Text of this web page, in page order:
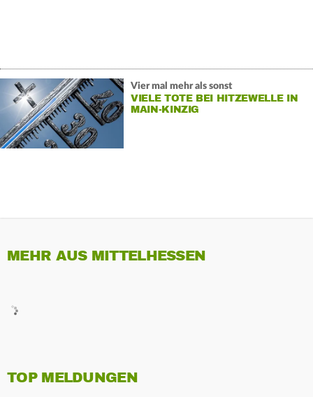
Vier mal mehr als sonst
VIELE TOTE BEI HITZEWELLE IN
MAIN-KINZIG
MEHR AUS MITTELHESSEN
TOP MELDUNGEN